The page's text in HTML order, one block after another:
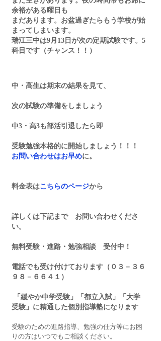
余裕がある曜日も
まだあります。お盆過ぎたらもう学校が始
まってしまいます。
瑞江三中は9月13日が次の定期試験です。5
科目です（チャンス！！）
中・高生は期末の結果を見て、
次の試験の準備をしましょう
中3・高3も部活引退したら即
受験勉強本格的に開始しましょう！！！
お問い合わせはお早めに。
料金表はこちらのページから
詳しくは下記まで　お問い合わせくださ
い。
無料受験・進路・勉強相談　受付中！
電話でも受け付けております（０３－３６
９８－６６４１）
受験」に精通した個別指導塾になります
受験のための進路指導、勉強の仕方等にお困
りの方はいつでもご相談ください。